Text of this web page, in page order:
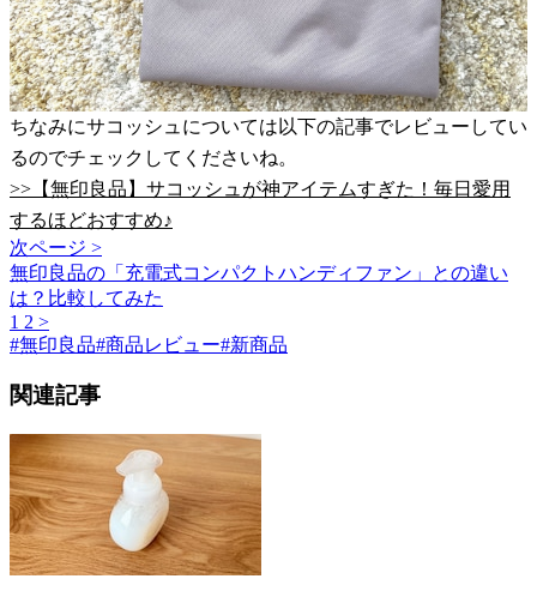
ちなみにサコッシュについては以下の記事でレビューしてい
るのでチェックしてくださいね。
>>【無印良品】サコッシュが神アイテムすぎた！毎日愛用
するほどおすすめ♪
次ページ >
無印良品の「充電式コンパクトハンディファン」との違い
は？比較してみた
1 2 >
#無印良品#商品レビュー#新商品
関連記事